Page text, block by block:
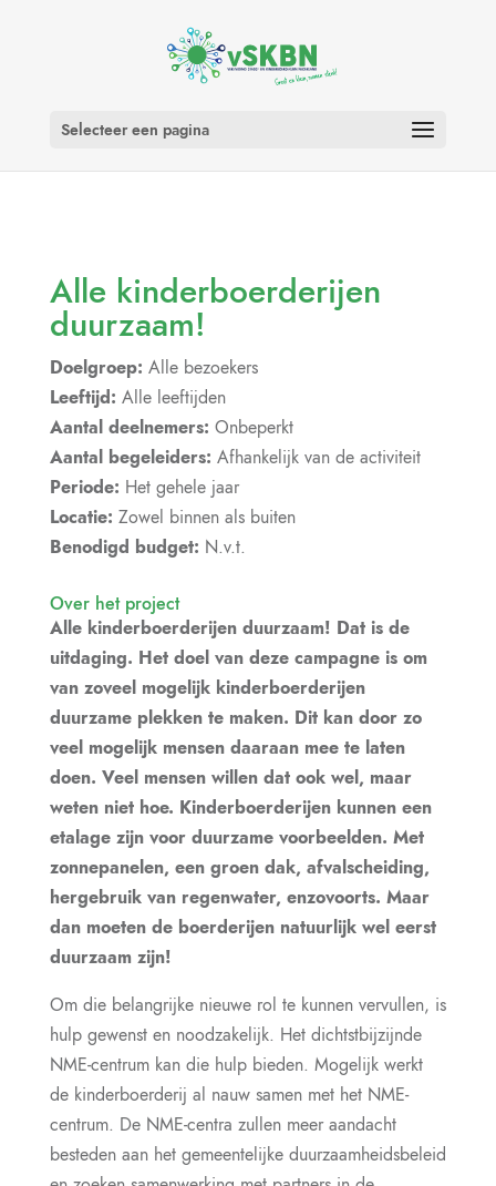
Selecteer een pagina
Alle kinderboerderijen
duurzaam!
Doelgroep: Alle bezoekers
Leeftijd: Alle leeftijden
Aantal deelnemers: Onbeperkt
Aantal begeleiders: Afhankelijk van de activiteit
Periode: Het gehele jaar
Locatie: Zowel binnen als buiten
Benodigd budget: N.v.t.
Over het project
Alle kinderboerderijen duurzaam! Dat is de
uitdaging. Het doel van deze campagne is om
van zoveel mogelijk kinderboerderijen
duurzame plekken te maken. Dit kan door zo
veel mogelijk mensen daaraan mee te laten
doen. Veel mensen willen dat ook wel, maar
weten niet hoe. Kinderboerderijen kunnen een
etalage zijn voor duurzame voorbeelden. Met
zonnepanelen, een groen dak, afvalscheiding,
hergebruik van regenwater, enzovoorts. Maar
dan moeten de boerderijen natuurlijk wel eerst
duurzaam zijn!
Om die belangrijke nieuwe rol te kunnen vervullen, is
hulp gewenst en noodzakelijk. Het dichtstbijzijnde
NME-centrum kan die hulp bieden. Mogelijk werkt
de kinderboerderij al nauw samen met het NME-
centrum. De NME-centra zullen meer aandacht
besteden aan het gemeentelijke duurzaamheidsbeleid